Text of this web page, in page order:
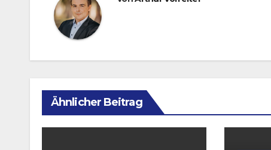
Ähnlicher Beitrag